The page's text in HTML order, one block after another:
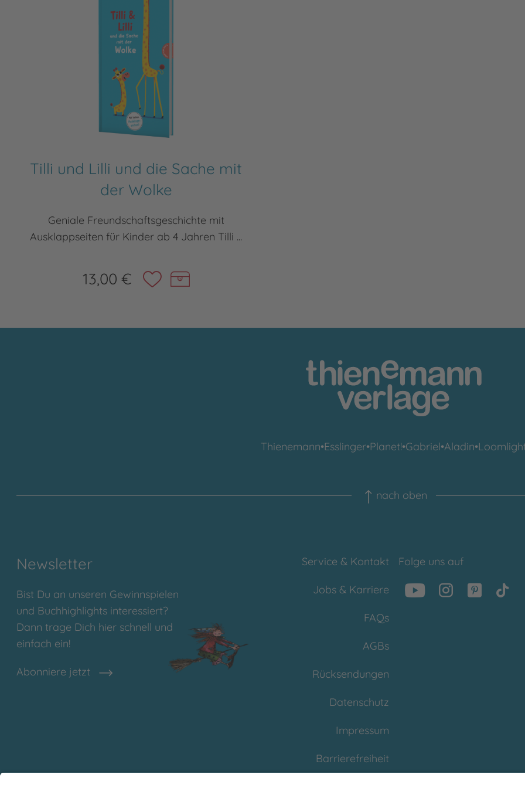
Tilli und Lilli und die Sache mit
der Wolke
Geniale Freundschaftsgeschichte mit
Ausklappseiten für Kinder ab 4 Jahren Tilli ...
13,00 €
Thienemann•Esslinger•Planet!•Gabriel•Aladin•
nach oben
Newsletter
Bist Du an unseren Gewinnspielen
und Buchhighlights interessiert?
Dann trage Dich hier schnell und
einfach ein!
Abonniere jetzt
Service & Kontakt
Jobs & Karriere
FAQs
AGBs
Rücksendungen
Datenschutz
Impressum
Barrierefreiheit
Folge uns auf